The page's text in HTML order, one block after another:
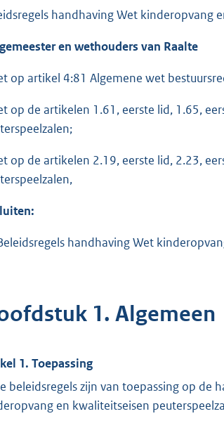
handhaving Wet kinderopvang
en wethouders van Raalte
op artikel 4:81 Algemene wet
op de artikelen 1.61, eerste lid, 1.65,
op de artikelen 2.19, eerste lid, 2.23,
handhaving Wet
1. Algemeen
1. Toepassing
beleidsregels zijn van toepassing op
en kwaliteitseisen